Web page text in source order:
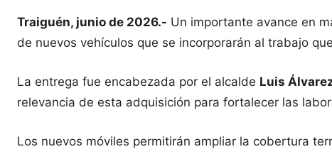
Traiguén, junio de 2026.- Un importante avance en
de nuevos vehículos que se incorporarán al trabajo
La entrega fue encabezada por el alcalde Luis
relevancia de esta adquisición para fortalecer las
Los nuevos móviles permitirán ampliar la cobertura